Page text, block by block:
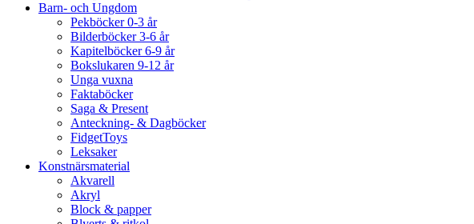
Barn- och Ungdom
Pekböcker 0-3 år
Bilderböcker 3-6 år
Kapitelböcker 6-9 år
Bokslukaren 9-12 år
Unga vuxna
Faktaböcker
Saga & Present
Anteckning- & Dagböcker
FidgetToys
Leksaker
Konstnärsmaterial
Akvarell
Akryl
Block & papper